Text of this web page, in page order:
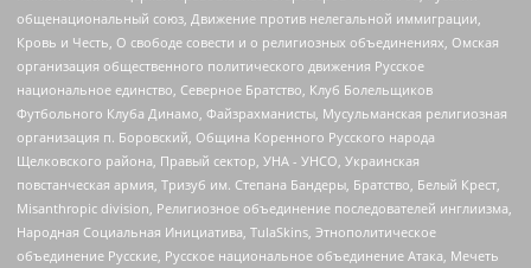
общенациональный союз, Движение против нелегальной иммиграции,
Кровь и Честь, О свободе совести и о религиозных объединениях, Омская
организация общественного политического движения Русское
национальное единство, Северное Братство, Клуб Болельщиков
Футбольного Клуба Динамо, Файзрахманисты, Мусульманская религиозная
организация п. Боровский, Община Коренного Русского народа
Щелковского района, Правый сектор, УНА - УНСО, Украинская
повстанческая армия, Тризуб им. Степана Бандеры, Братство, Белый Крест,
Misanthropic division, Религиозное объединение последователей инглиизма,
Народная Социальная Инициатива, TulaSkins, Этнополитическое
объединение Русские, Русское национальное объединение Атака, Мечеть